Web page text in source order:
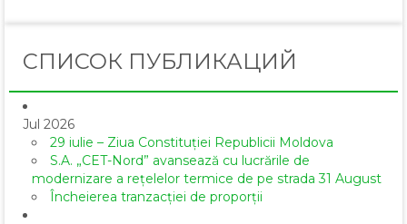
СПИСОК ПУБЛИКАЦИЙ
Jul 2026
29 iulie – Ziua Constituției Republicii Moldova
S.A. „CET-Nord” avansează cu lucrările de
modernizare a rețelelor termice de pe strada 31 August
Încheierea tranzacției de proporții